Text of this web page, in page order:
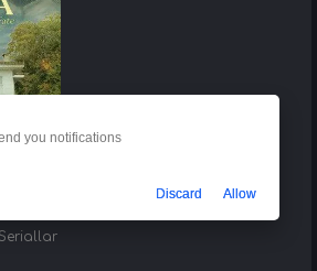
you notifications
Discard Allow